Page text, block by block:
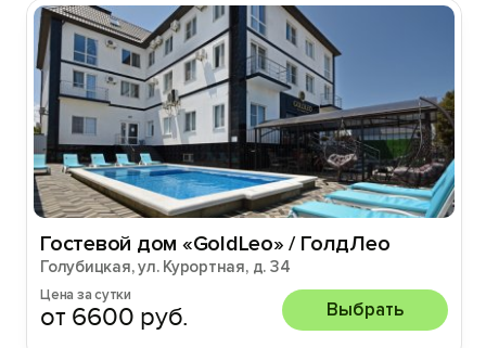
Гостевой дом «GoldLeo» / ГолдЛео
Голубицкая, ул. Курортная, д. 34
Цена за сутки
от 6600 руб. Выбрать